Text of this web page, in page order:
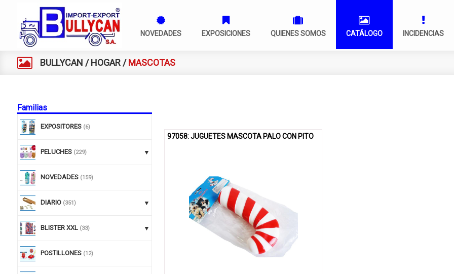
NOVEDADES EXPOSICIONES QUIENES SOMOS CATÁLOGO INCIDENCIAS
BULLYCAN /HOGAR/ MASCOTAS
Familias
EXPOSITORES (6)
PELUCHES (229)
NOVEDADES (159)
DIARIO (351)
BLISTER XXL (33)
POSTILLONES (12)
97058: JUGUETES MASCOTA PALO CON PITO